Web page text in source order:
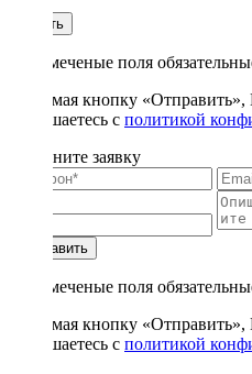
Купить
* - отмеченые поля
Нажимая кнопку
соглашаетесь с политикой
Заполните заявку
Отправить
* - отмеченые поля
Нажимая кнопку
соглашаетесь с политикой